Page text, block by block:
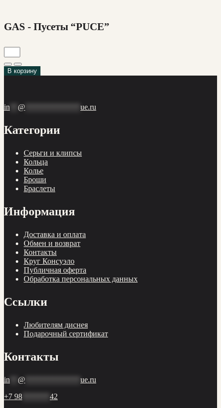
GAS - Пусеты “PUCE”
В корзину
in @ ue.ru
Категории
Cерьги и клипсы
Кольца
Колье
Броши
Браслеты
Информация
Доставка и оплата
Обмен и возврат
Контакты
Круг Консуэло
Публичная оферта
Обработка персональных данных
Ссылки
Любителям диснея
Подарочный сертификат
Контакты
in @
ue.ru
+7 98
42